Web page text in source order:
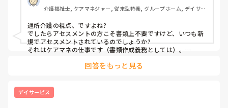
介護福祉士, ケアマネジャー, 従来型特養, グループホーム, デイサー
通所介護の視点、ですよね?
でしたらアセスメントの方こそ書類上不要ですけど、いつも新
規でアセスメントされているのでしょうか?
それはケアマネの仕事です（書類作成義務としては）。
イのスタッフの方もそれがないと困ると思いますが…
回答をもっと見る
デイサービス